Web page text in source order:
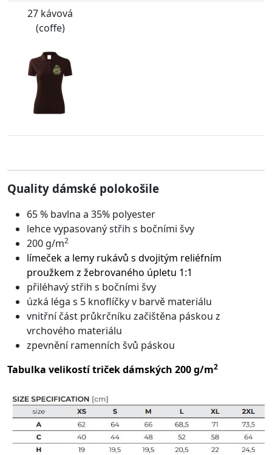
27 kávová
(coffe)
Quality dámské polokošile
65 % bavlna a 35% polyester
lehce vypasovaný střih s bočními švy
200 g/m2
límeček a lemy rukávů s dvojitým reliéfním
proužkem z žebrovaného úpletu 1:1
přiléhavý střih s bočními švy
úzká léga s 5 knoflíčky v barvě materiálu
vnitřní část průkrčníku začištěna páskou z
vrchového materiálu
zpevnění ramenních švů páskou
Tabulka velikostí triček dámských 200 g/m2